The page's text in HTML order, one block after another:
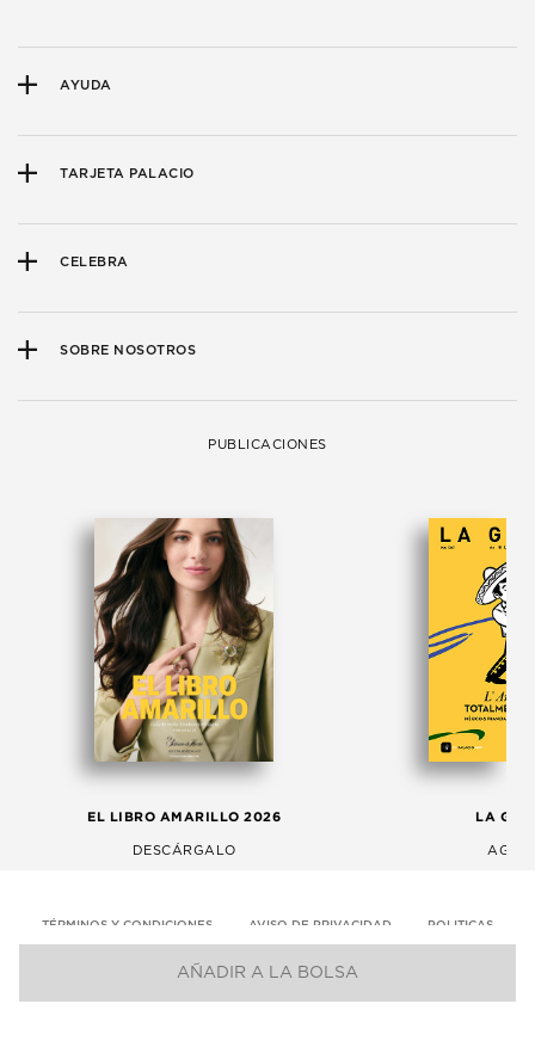
AÑADIR A LA BOLSA
AYUDA
TARJETA PALACIO
CELEBRA
SOBRE NOSOTROS
PUBLICACIONES
EL LIBRO AMARILLO 2026
DESCÁRGALO
LA
TÉRMINOS Y CONDICIONES AVISO DE PRIVACIDAD POLITICAS